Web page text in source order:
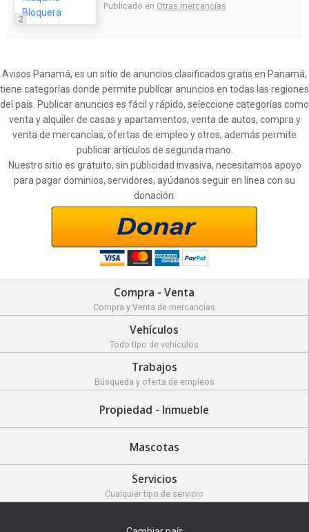
2
Publicado en Otras mercancías
Avisos Panamá, es un sitio de anuncios clasificados gratis en Panamá,
tiene categorías donde permite publicar anuncios en todas las regiones
del país. Publicar anuncios es fácil y rápido, seleccione categorías como
venta y alquiler de casas y apartamentos, venta de autos, compra y
venta de mercancías, ofertas de empleo y otros, además permite
publicar artículos de segunda mano.
Nuestro sitio es gratuito, sin publicidad invasiva, necesitamos apoyo
para pagar dominios, servidores, ayúdanos seguir en línea con su
donación.
Compra - Venta
Compra y Venta de mercancías
Vehículos
Todo tipo de vehículos
Trabajos
Búsqueda y oferta de empleos
Propiedad - Inmueble
Mascotas
Servicios
Cualquier tipo de servicio